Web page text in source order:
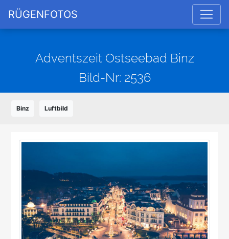
RÜGENFOTOS
Adventszeit Ostseebad Binz
Bild-Nr: 2536
Binz Luftbild